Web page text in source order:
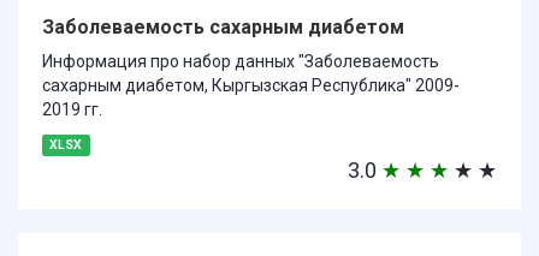
Заболеваемость сахарным диабетом
Информация про набор данных "Заболеваемость
сахарным диабетом, Кыргызская Республика" 2009-
2019 гг.
XLSX
3.0 ★ ★ ★ ★ ★